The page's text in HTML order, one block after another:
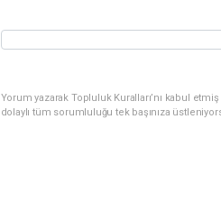
Yorum yazarak Topluluk Kuralları’nı kabul
dolaylı tüm sorumluluğu tek başınıza